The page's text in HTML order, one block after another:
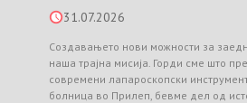
31.07.2026
Создавањето нови можности за
наша трајна мисија. Горди сме што
современи лапароскопски
болница во Прилеп, бевме дел од